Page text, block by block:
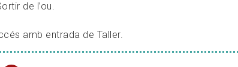
de l’ou.
amb entrada de Taller.